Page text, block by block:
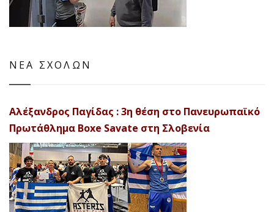
ΝΕΑ ΣΧΟΛΩΝ
Αλέξανδρος Παγίδας : 3η θέση στο Πανευρωπαϊκό
Πρωτάθλημα Boxe Savate στη Σλοβενία